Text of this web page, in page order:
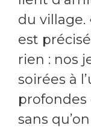
du village.
est
rien : nos
soirées à
profondes
sans